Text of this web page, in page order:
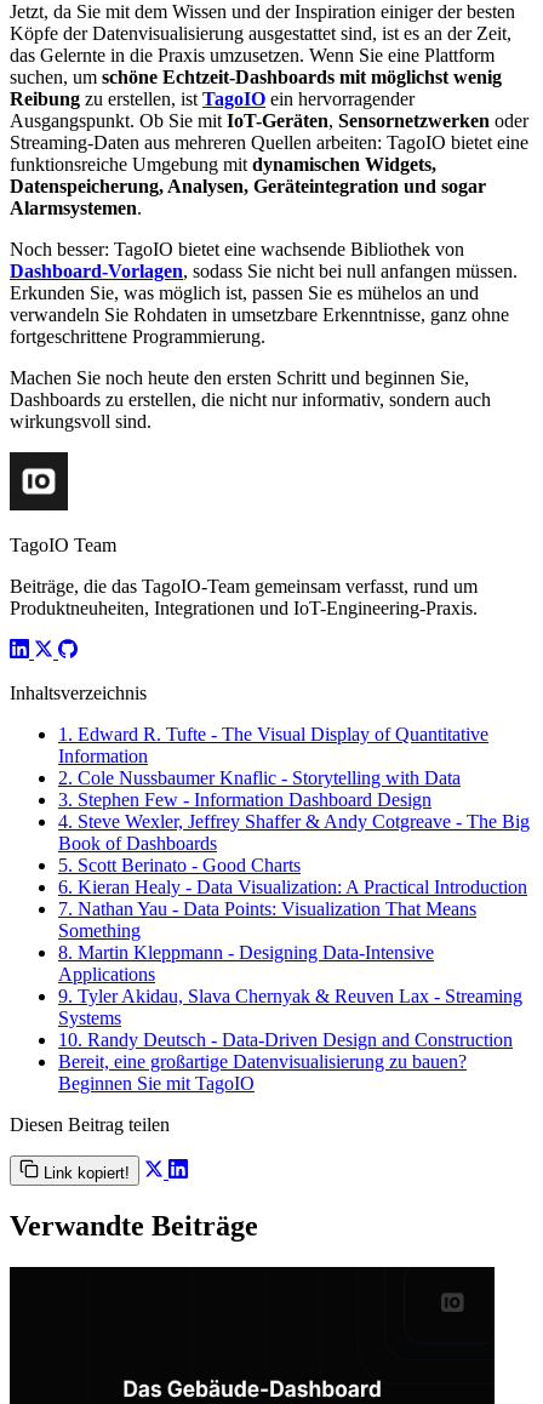
Jetzt, da Sie mit dem Wissen und der Inspiration einiger der besten
Köpfe der Datenvisualisierung ausgestattet sind, ist es an der Zeit,
das Gelernte in die Praxis umzusetzen. Wenn Sie eine Plattform
suchen, um schöne Echtzeit-Dashboards mit möglichst wenig
Reibung zu erstellen, istTagoIO ein hervorragender
Ausgangspunkt. Ob Sie mitIoT-Geräten, Sensornetzwerken oder
Streaming-Daten aus mehreren Quellen arbeiten: TagoIO bietet eine
funktionsreiche Umgebung mitdynamischen Widgets,
Datenspeicherung, Analysen, Geräteintegration und sogar
Alarmsystemen.
Noch besser: TagoIO bietet eine wachsende Bibliothek von
Dashboard-Vorlagen, sodass Sie nicht bei null anfangen müssen.
Erkunden Sie, was möglich ist, passen Sie es mühelos an und
verwandeln Sie Rohdaten in umsetzbare Erkenntnisse, ganz ohne
fortgeschrittene Programmierung.
Machen Sie noch heute den ersten Schritt und beginnen Sie,
Dashboards zu erstellen, die nicht nur informativ, sondern auch
wirkungsvoll sind.
TagoIO Team
Beiträge, die das TagoIO-Team gemeinsam verfasst, rund um
Produktneuheiten, Integrationen und IoT-Engineering-Praxis.
Inhaltsverzeichnis
1. Edward R. Tufte - The Visual Display of Quantitative
Information
2. Cole Nussbaumer Knaflic - Storytelling with Data
3. Stephen Few - Information Dashboard Design
4. Steve Wexler, Jeffrey Shaffer & Andy Cotgreave - The Big
Book of Dashboards
5. Scott Berinato - Good Charts
6. Kieran Healy - Data Visualization: A Practical Introduction
7. Nathan Yau - Data Points: Visualization That Means
Something
8. Martin Kleppmann - Designing Data-Intensive
Applications
9. Tyler Akidau, Slava Chernyak & Reuven Lax - Streaming
Systems
10. Randy Deutsch - Data-Driven Design and Construction
Bereit, eine großartige Datenvisualisierung zu bauen?
Beginnen Sie mit TagoIO
Diesen Beitrag teilen
Link kopiert!
Verwandte Beiträge